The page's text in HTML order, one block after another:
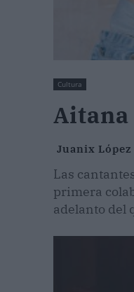
Cultura
Juanix López
Las
primera
adelanto del